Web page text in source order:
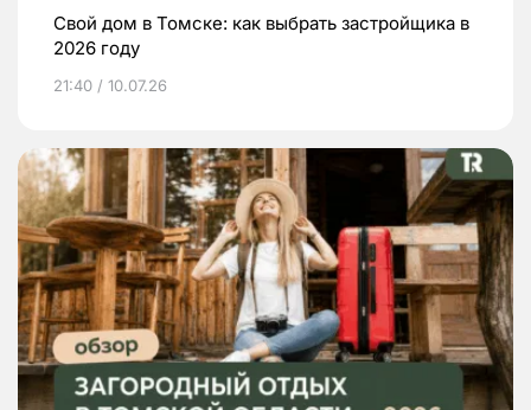
Свой дом в Томске: как выбрать застройщика в
2026 году
21:40 / 10.07.26